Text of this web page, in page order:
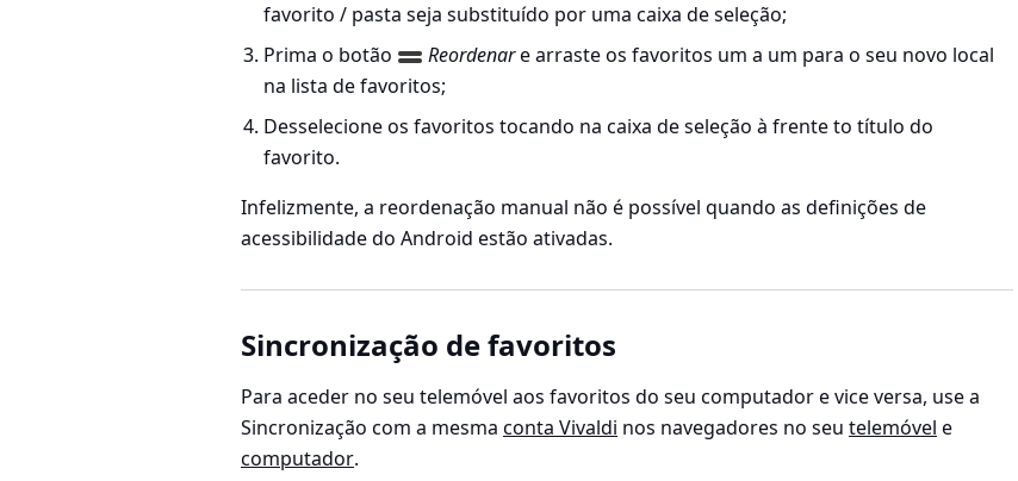
favorito / pasta seja substituído por uma caixa de seleção;
Prima o botão
Reordenare arraste os favoritos um a um para o seu novo local
na lista de favoritos;
Desselecione os favoritos tocando na caixa de seleção à frente to título do
favorito.
Infelizmente, a reordenação manual não é possível quando as definições de
acessibilidade do Android estão ativadas.
Sincronização de favoritos
Para aceder no seu telemóvel aos favoritos do seu computador e vice versa, use a
Sincronização com a mesma conta Vivaldi nos navegadores no seu telemóvel e
computador.